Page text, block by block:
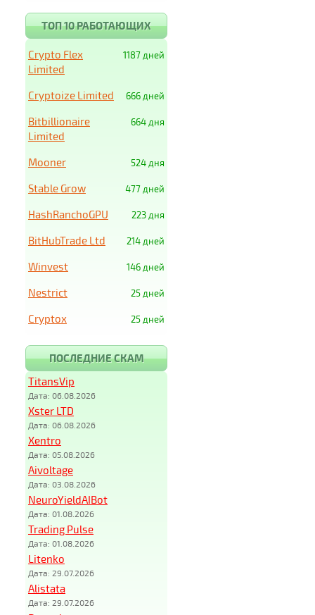
ТОП 10 РАБОТАЮЩИХ
1187 дней
Crypto Flex
Limited
666 дней
Cryptoize Limited
664 дня
Bitbillionaire
Limited
524 дня
Mooner
477 дней
Stable Grow
223 дня
HashRanchoGPU
214 дней
BitHubTrade Ltd
146 дней
Winvest
25 дней
Nestrict
25 дней
Cryptox
ПОСЛЕДНИЕ СКАМ
TitansVip
Дата: 06.08.2026
Xster LTD
Дата: 06.08.2026
Xentro
Дата: 05.08.2026
Aivoltage
Дата: 03.08.2026
NeuroYieldAIBot
Дата: 01.08.2026
Trading Pulse
Дата: 01.08.2026
Litenko
Дата: 29.07.2026
Alistata
Дата: 29.07.2026